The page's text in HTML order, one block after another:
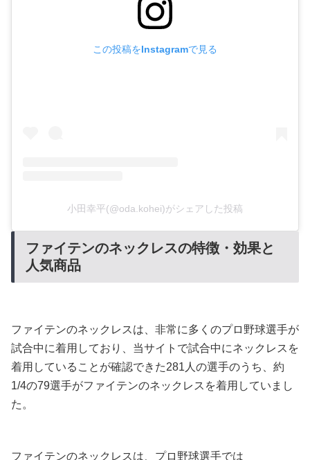
この投稿をInstagramで見る
小田幸平(@oda.kohei)がシェアした投稿
ファイテンのネックレスの特徴・効果と
人気商品
ファイテンのネックレスは、非常に多くのプロ野球選手が
試合中に着用しており、当サイトで試合中にネックレスを
着用していることが確認できた281人の選手のうち、約
1/4の79選手がファイテンのネックレスを着用していまし
た。
ファイテンのネックレスは、プロ野球選手では